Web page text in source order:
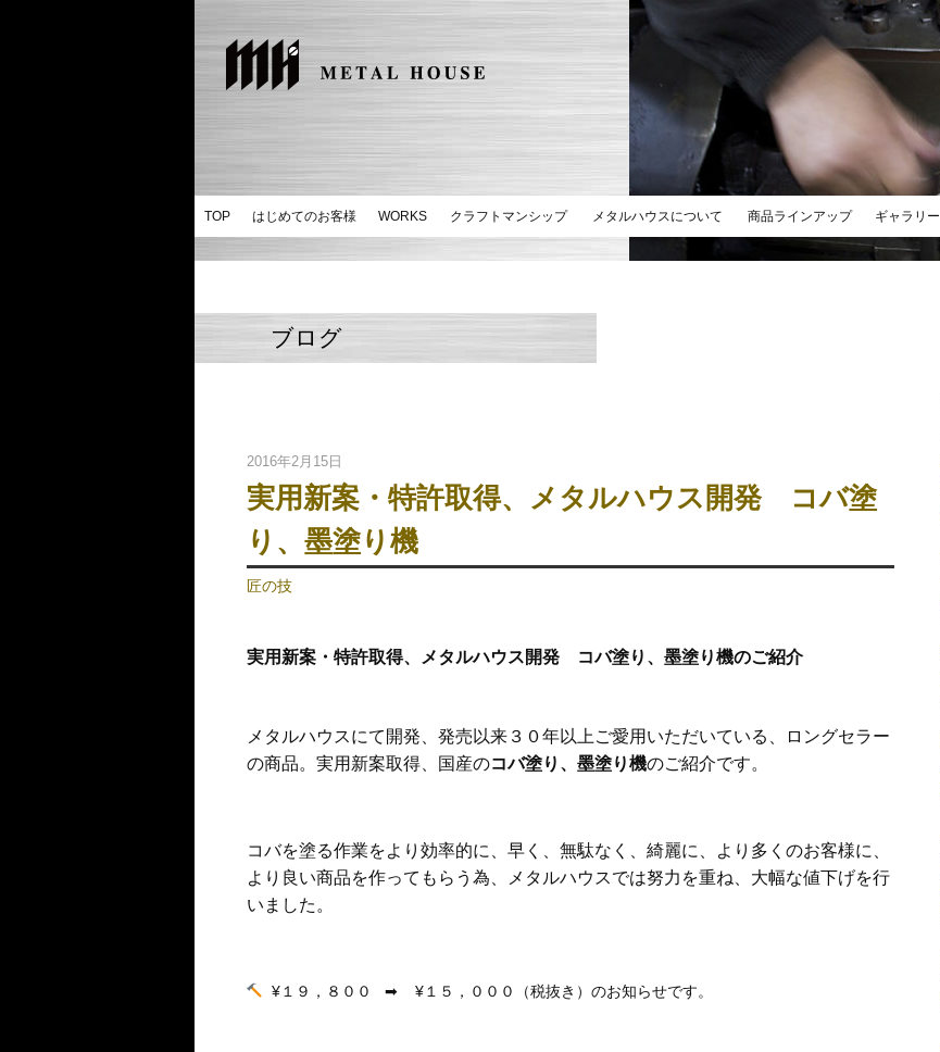
TOP はじめてのお客様 WORKS クラフトマンシップ メタルハウスについて 商品ラインアップ ギャラリー
ブログ
2016年2月15日
実用新案・特許取得、メタルハウス開発 コバ塗
り、墨塗り機
匠の技
実用新案・特許取得、メタルハウス開発 コバ塗り、墨塗り機のご紹介
メタルハウスにて開発、発売以来３０年以上ご愛用いただいている 、ロングセラー
の商品。実用新案取得、国産のコバ塗り、墨塗り機のご紹介です。
コバを塗る作業をより効率的に、早く、無駄なく、綺麗に、より多くのお客様に、
より良い商品を作ってもらう為、メタルハウスでは努力を重ね、大幅な値下げを行
いました。
¥１９，８００ ➡︎ ¥１５，０００（税抜き）のお知らせです。